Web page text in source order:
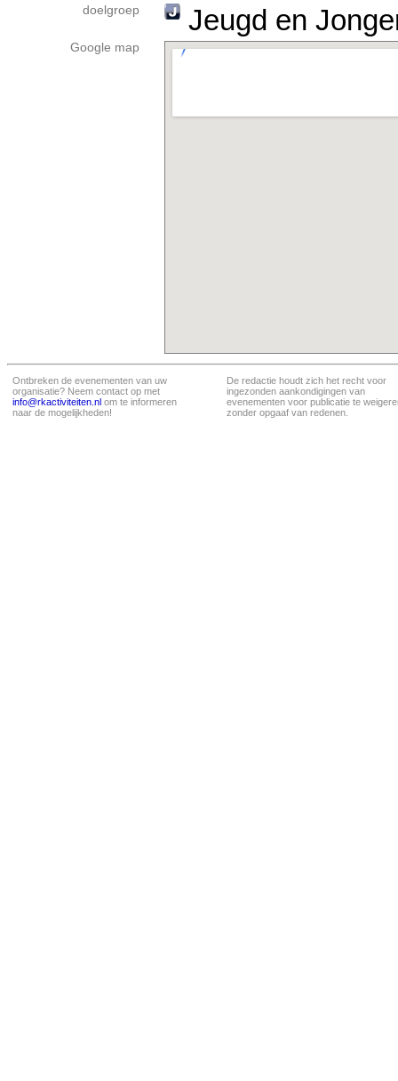
doelgroep Jeugd en
Google map
Ontbreken de evenementen van uw
organisatie? Neem contact op met
info@rkactiviteiten.nl om te informeren
naar de mogelijkheden!
De redactie houdt zich het recht voor
ingezonden aankondigingen van
evenementen voor publicatie te
zonder opgaaf van redenen.